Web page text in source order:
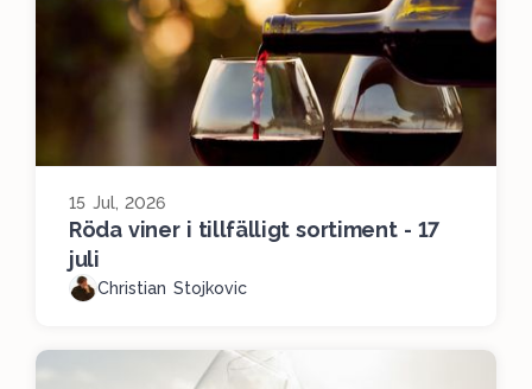
15 Jul, 2026
Röda viner i tillfälligt sortiment - 17
juli
Christian Stojkovic